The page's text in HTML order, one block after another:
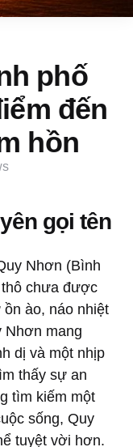
phố
đến
hồn
gọi tên
Nhơn (Bình
chưa được
ào, náo nhiệt
Nhơn mang
dị và một nhịp
thấy sự an
tìm kiếm một
sống, Quy
tuyệt vời hơn.